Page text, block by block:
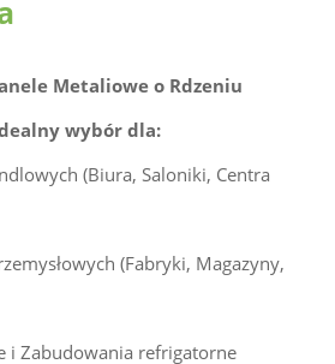
Metaliowe o Rdzeniu
wybór dla:
(Biura, Saloniki, Centra
(Fabryki, Magazyny,
i Zabudowania refrigatorne